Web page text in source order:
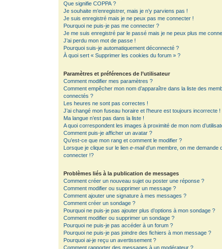
Que signifie COPPA ?
Je souhaite m’enregistrer, mais je n’y parviens pas !
Je suis enregistré mais je ne peux pas me connecter !
Pourquoi ne puis-je pas me connecter ?
Je me suis enregistré par le passé mais je ne peux plus me
J’ai perdu mon mot de passe !
Pourquoi suis-je automatiquement déconnecté ?
À quoi sert « Supprimer les cookies du forum » ?
Paramètres et préférences de l’utilisateur
Comment modifier mes paramètres ?
Comment empêcher mon nom d’apparaître dans la liste des
connectés ?
Les heures ne sont pas correctes !
J’ai changé mon fuseau horaire et l’heure est toujours incorrecte !
Ma langue n’est pas dans la liste !
A quoi correspondent les images à proximité de mon nom
Comment puis-je afficher un avatar ?
Qu’est-ce que mon rang et comment le modifier ?
Lorsque je clique sur le lien e-maild’un membre, on me demande
connecter !?
Problèmes liés à la publication de messages
Comment créer un nouveau sujet ou poster une réponse ?
Comment modifier ou supprimer un message ?
Comment ajouter une signature à mes messages ?
Comment créer un sondage ?
Pourquoi ne puis-je pas ajouter plus d’options à mon sondage ?
Comment modifier ou supprimer un sondage ?
Pourquoi ne puis-je pas accéder à un forum ?
Pourquoi ne puis-je pas joindre des fichiers à mon message ?
Pourquoi ai-je reçu un avertissement ?
Comment rapporter des messages à un modérateur ?